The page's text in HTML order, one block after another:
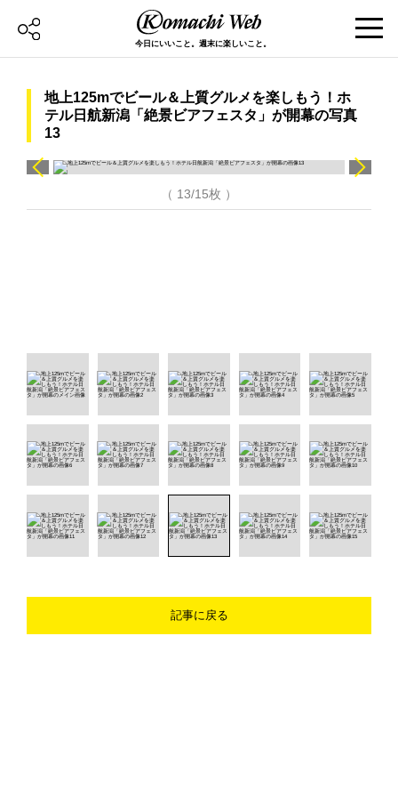
今日にいいこと。週末に楽しいこと。
地上125mでビール＆上質グルメを楽しもう！ホ
テル日航新潟「絶景ビアフェスタ」が開幕の写真
13
（ 13/15枚 ）
記事に戻る